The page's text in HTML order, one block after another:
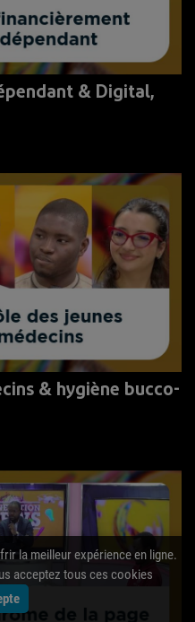
& Digital,
& hygiène bucco-
la meilleur expérience en ligne.
acceptez tous ces cookies.